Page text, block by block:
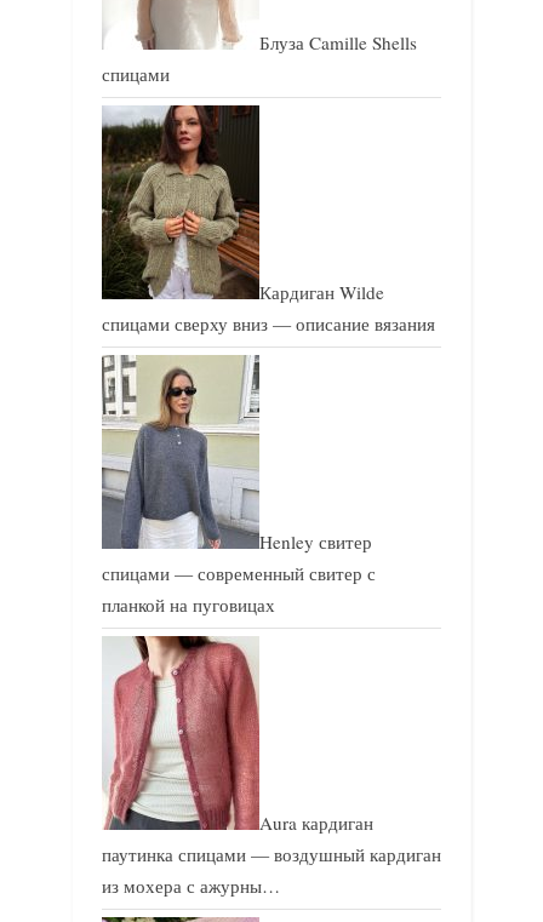
Блуза Camille Shells
спицами
Кардиган Wilde
спицами сверху вниз — описание вязания
Henley свитер
спицами — современный свитер с
планкой на пуговицах
Aura кардиган
паутинка спицами — воздушный кардиган
из мохера с ажурны…